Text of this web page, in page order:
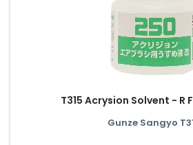
T315 Acrysion Solvent - R
Gunze Sangyo